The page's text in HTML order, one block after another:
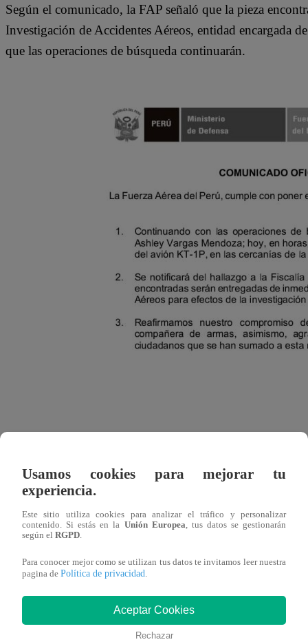
Según el comunicado, la FAP señaló que la pieza
Investigación de Accidentes Aéreos, entidad encargada
que las operaciones de búsqueda continuarán.
Usamos cookies para mejorar tu
experiencia.
Este sitio utiliza cookies para analizar el tráfico y personalizar
contenido. Si estás en la Unión Europea, tus datos se gestionarán
según el RGPD.
Para conocer mejor como se utilizan tus datos te invitamos leer nuestra
pagina de Política de privacidad.
Aceptar Cookies
Rechazar